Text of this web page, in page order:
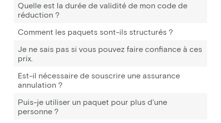
Quelle est la durée de validité de mon code de
réduction ?
Comment les paquets sont-ils structurés ?
Je ne sais pas si vous pouvez faire confiance à ces
prix.
Est-il nécessaire de souscrire une assurance
annulation ?
Puis-je utiliser un paquet pour plus d'une
personne ?